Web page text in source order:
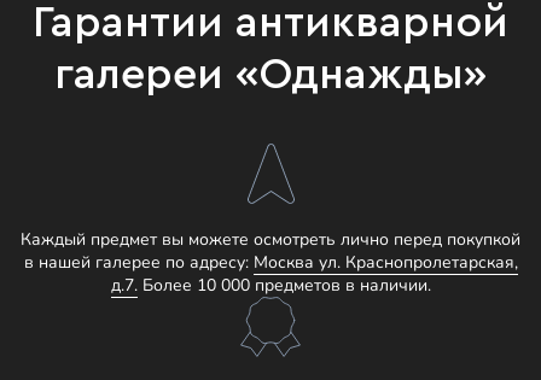
Гарантии антикварной
галереи «Однажды»
Каждый предмет вы можете осмотреть лично перед покупкой
в нашей галерее по адресу: Москва ул. Краснопролетарская,
д.7.Более 10 000 предметов в наличии.